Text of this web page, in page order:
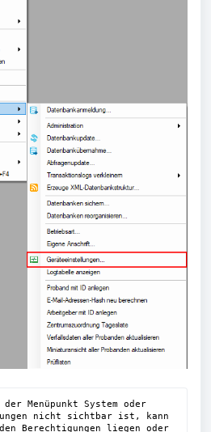
Menüpunkt System oder
nicht sichtbar ist, kann
Berechtigungen liegen oder